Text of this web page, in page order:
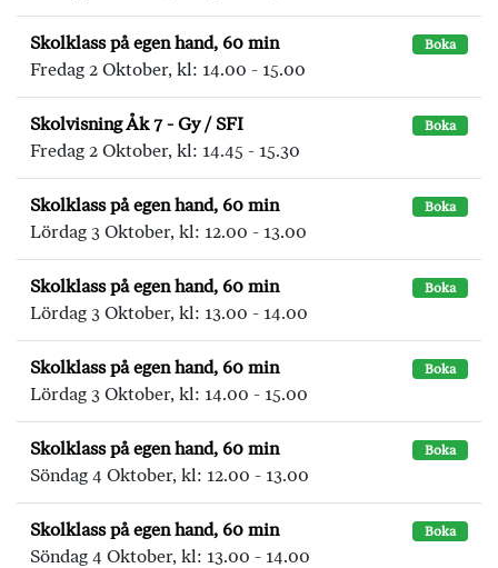
Skolklass på egen hand, 60 min Boka
Fredag 2 Oktober, kl: 14.00 - 15.00
Skolvisning Åk 7 - Gy / SFI Boka
Fredag 2 Oktober, kl: 14.45 - 15.30
Skolklass på egen hand, 60 min Boka
Lördag 3 Oktober, kl: 12.00 - 13.00
Skolklass på egen hand, 60 min Boka
Lördag 3 Oktober, kl: 13.00 - 14.00
Skolklass på egen hand, 60 min Boka
Lördag 3 Oktober, kl: 14.00 - 15.00
Skolklass på egen hand, 60 min Boka
Söndag 4 Oktober, kl: 12.00 - 13.00
Skolklass på egen hand, 60 min Boka
Söndag 4 Oktober, kl: 13.00 - 14.00